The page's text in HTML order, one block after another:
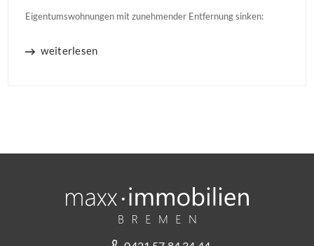
Eigentumswohnungen mit zunehmender Entfernung sinken:
weiterlesen